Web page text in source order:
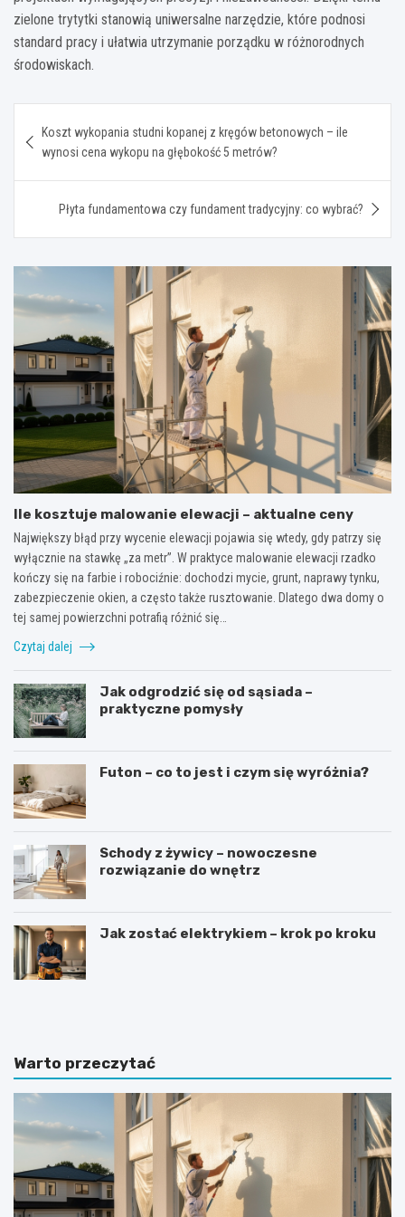
zielone trytytki stanowią uniwersalne narzędzie, które podnosi
standard pracy i ułatwia utrzymanie porządku w różnorodnych
środowiskach.
wpisu
Koszt wykopania studni kopanej z kręgów betonowych – ile
wynosi cena wykopu na głębokość 5 metrów?
Płyta fundamentowa czy fundament tradycyjny: co wybrać?
Ile kosztuje malowanie elewacji – aktualne ceny
Największy błąd przy wycenie elewacji pojawia się wtedy, gdy patrzy się
wyłącznie na stawkę „za metr”. W praktyce malowanie elewacji rzadko
kończy się na farbie i robociźnie: dochodzi mycie, grunt, naprawy tynku,
zabezpieczenie okien, a często także rusztowanie. Dlatego dwa domy o
tej samej powierzchni potrafią różnić się…
Czytaj dalej
Jak odgrodzić się od sąsiada –
praktyczne pomysły
Futon – co to jest i czym się wyróżnia?
Schody z żywicy – nowoczesne
rozwiązanie do wnętrz
Jak zostać elektrykiem – krok po kroku
J
p
ł
y
k
r
e
J
b
r
a
i
a
l
Warto przeczytać